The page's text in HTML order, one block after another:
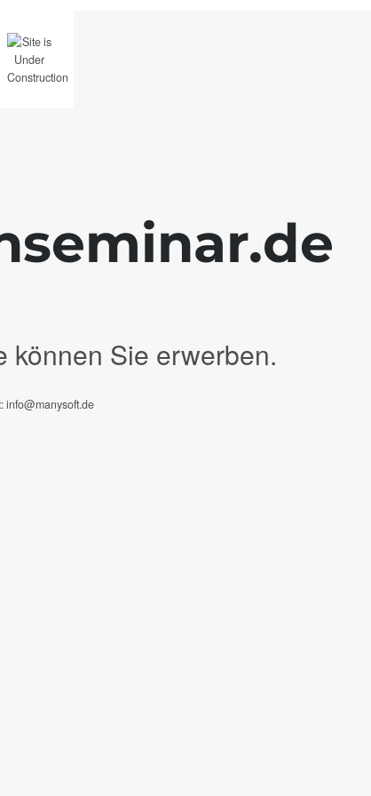
können Sie erwerben.
info@manysoft.de